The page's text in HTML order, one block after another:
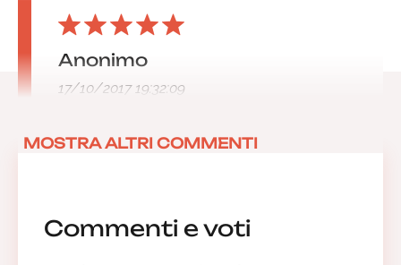
Commenti e voti
Anonimo
17/10/2017 19:32:09
MOSTRA ALTRI COMMENTI